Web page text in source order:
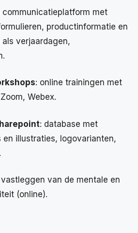
communicatieplatform met
productinformatie en
verjaardagen,
: online trainingen met
Webex.
: database met
en illustraties, logovarianten,
vastleggen van de mentale en
(online).